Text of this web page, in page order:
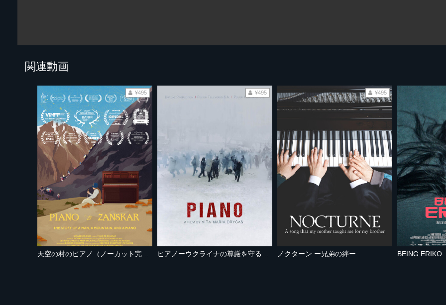
関連動画
¥495 ¥495
ノクターン ー兄弟の絆ー
¥495
BEING ERIKO